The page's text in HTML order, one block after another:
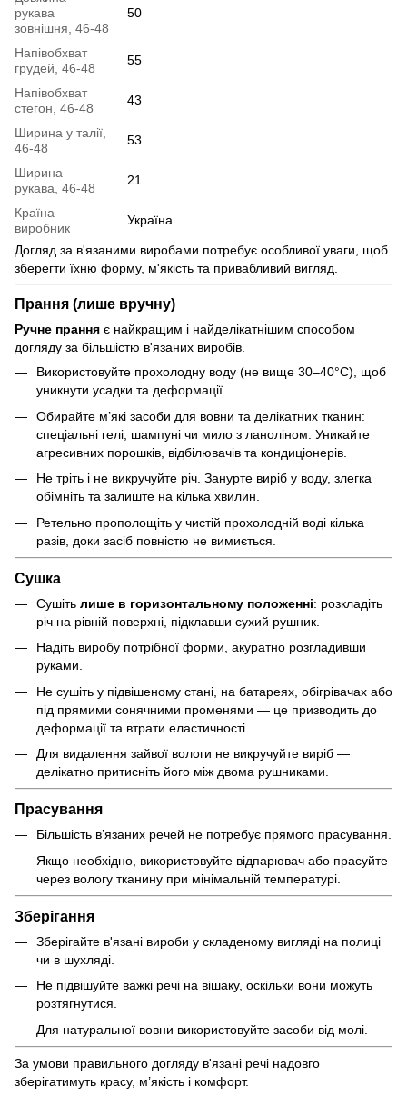
рукава
зовнішня, 46-48
50
Напівобхват
грудей, 46-48
55
Напівобхват
стегон, 46-48
43
Ширина у талії,
46-48
53
Ширина
рукава, 46-48
21
Країна
виробник
Україна
Догляд за в'язаними виробами потребує особливої уваги, щоб
зберегти їхню форму, м'якість та привабливий вигляд.
Прання (лише вручну)
Ручне прання є найкращим і найделікатнішим способом
догляду за більшістю в'язаних виробів.
Використовуйте прохолодну воду (не вище 30–40°C), щоб
уникнути усадки та деформації.
Обирайте м’які засоби для вовни та делікатних тканин:
спеціальні гелі, шампуні чи мило з ланоліном. Уникайте
агресивних порошків, відбілювачів та кондиціонерів.
Не тріть і не викручуйте річ. Занурте виріб у воду, злегка
обімніть та залиште на кілька хвилин.
Ретельно прополощіть у чистій прохолодній воді кілька
разів, доки засіб повністю не вимиється.
Сушка
Сушіть лише в горизонтальному положенні: розкладіть
річ на рівній поверхні, підклавши сухий рушник.
Надіть виробу потрібної форми, акуратно розгладивши
руками.
Не сушіть у підвішеному стані, на батареях, обігрівачах або
під прямими сонячними променями — це призводить до
деформації та втрати еластичності.
Для видалення зайвої вологи не викручуйте виріб —
делікатно притисніть його між двома рушниками.
Прасування
Більшість в’язаних речей не потребує прямого прасування.
Якщо необхідно, використовуйте відпарювач або прасуйте
через вологу тканину при мінімальній температурі.
Зберігання
Зберігайте в'язані вироби у складеному вигляді на полиці
чи в шухляді.
Не підвішуйте важкі речі на вішаку, оскільки вони можуть
розтягнутися.
Для натуральної вовни використовуйте засоби від молі.
За умови правильного догляду в'язані речі надовго
зберігатимуть красу, м’якість і комфорт.